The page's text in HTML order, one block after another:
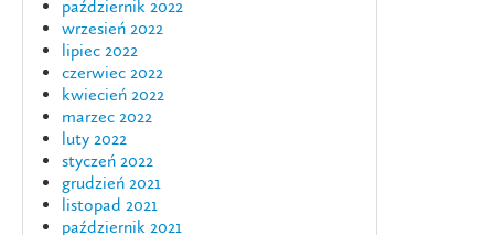
październik 2022
wrzesień 2022
lipiec 2022
czerwiec 2022
kwiecień 2022
marzec 2022
luty 2022
styczeń 2022
grudzień 2021
listopad 2021
październik 2021